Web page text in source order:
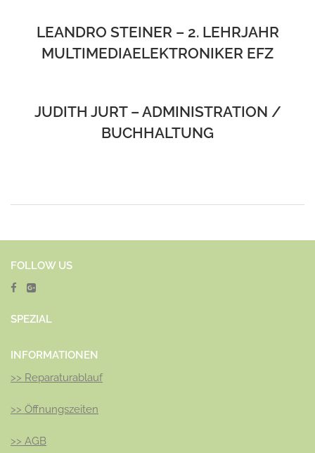
LEANDRO STEINER – 2. LEHRJAHR
MULTIMEDIAELEKTRONIKER EFZ
JUDITH JURT – ADMINISTRATION /
BUCHHALTUNG
FOLLOW US
SPEZIAL
INFORMATIONEN
>> Reparaturablauf
>> Öffnungszeiten
>> AGB